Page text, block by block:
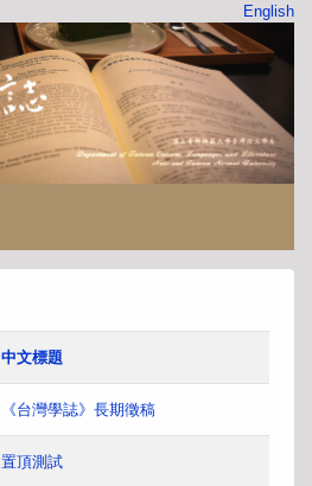
English
中文標題
《台灣學誌》長期徵稿
置頂測試